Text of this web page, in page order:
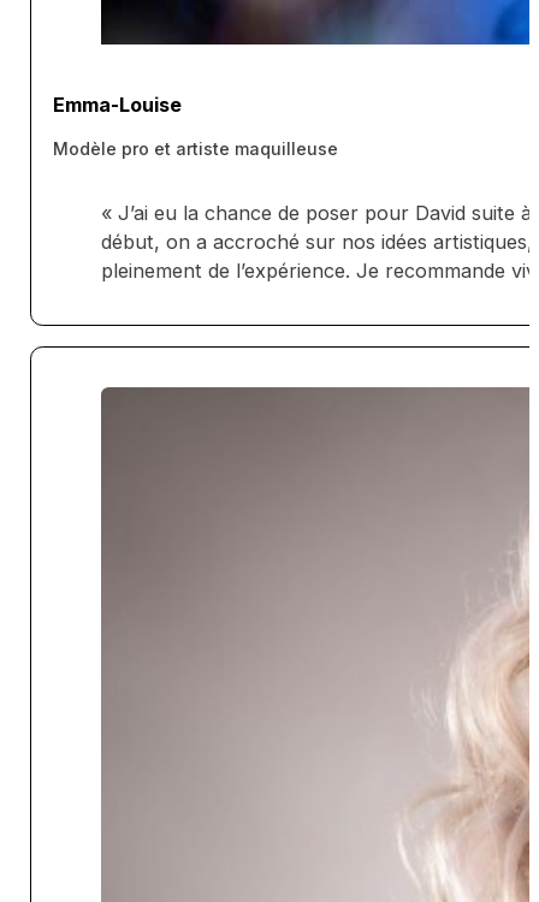
Emma-Louise
Modèle pro et artiste maquilleuse
« J’ai eu la chance de poser pour David suite
début, on a accroché sur nos idées
pleinement de l’expérience. Je recommande